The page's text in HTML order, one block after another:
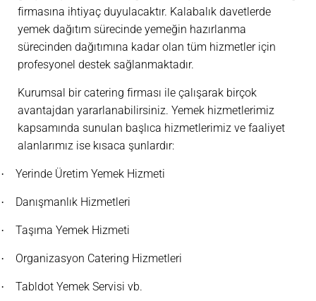
firmasına ihtiyaç duyulacaktır. Kalabalık davetlerde
yemek dağıtım sürecinde yemeğin hazırlanma
sürecinden dağıtımına kadar olan tüm hizmetler için
profesyonel destek sağlanmaktadır.
Kurumsal bir catering firması ile çalışarak birçok
avantajdan yararlanabilirsiniz. Yemek hizmetlerimiz
kapsamında sunulan başlıca hizmetlerimiz ve faaliyet
alanlarımız ise kısaca şunlardır:
· Yerinde Üretim Yemek Hizmeti
· Danışmanlık Hizmetleri
· Taşıma Yemek Hizmeti
· Organizasyon Catering Hizmetleri
· Tabldot Yemek Servisi vb.